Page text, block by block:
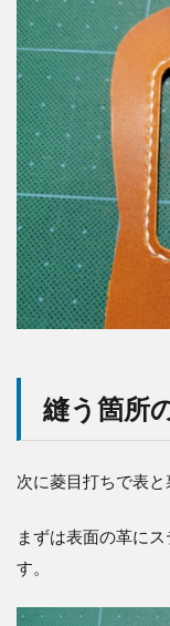
縫う箇所
次に菱目打ちで表と
まずは表面の革に
す。